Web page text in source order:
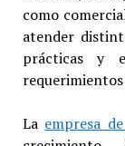
como
atender
prácticas y
requerimientos
La empresa